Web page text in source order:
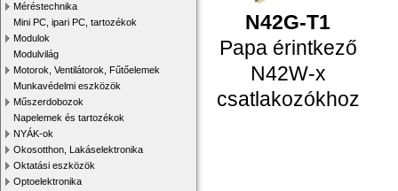
Méréstechnika
Mini PC, ipari PC, tartozékok
Modulok
Modulvilág
Motorok, Ventilátorok, Fűtőelemek
Munkavédelmi eszközök
Műszerdobozok
Napelemek és tartozékok
NYÁK-ok
Okosotthon, Lakáselektronika
Oktatási eszközök
Optoelektronika
N42G-T1
Papa érintkező
N42W-x
csatlakozókhoz